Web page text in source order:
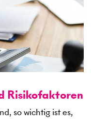
Risikofaktoren
so wichtig ist es,